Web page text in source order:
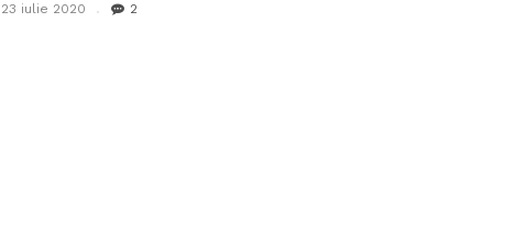
23 iulie 2020 2